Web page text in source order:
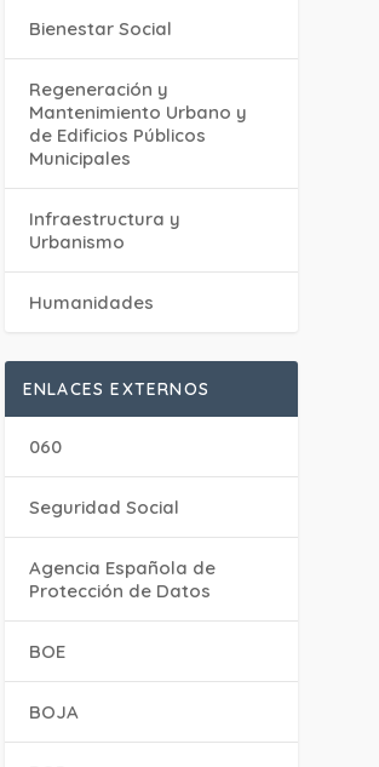
Bienestar Social
Regeneración y
Mantenimiento Urbano y
de Edificios Públicos
Municipales
Infraestructura y
Urbanismo
Humanidades
ENLACES EXTERNOS
060
Seguridad Social
Agencia Española de
Protección de Datos
BOE
BOJA